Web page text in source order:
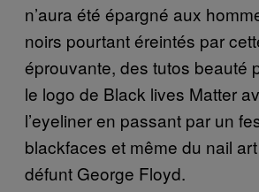
n’aura été épargné aux
noirs pourtant éreintés par
éprouvante, des tutos beauté
le logo de Black lives Matter
l’eyeliner en passant par un
blackfaces et même du nail art
défunt George Floyd.